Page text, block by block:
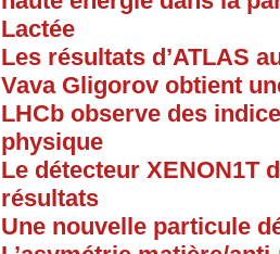
Lactée
Les résultats d’ATLAS
Vava Gligorov obtient
LHCb observe des
physique
Le détecteur XENON1T
résultats
Une nouvelle particule